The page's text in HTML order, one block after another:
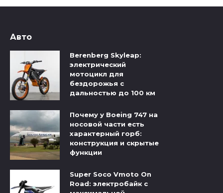
Авто
Berenberg Skyleap:
электрический
мотоцикл для
бездорожья с
дальностью до 100 км
Почему у Boeing 747 на
носовой части есть
характерный горб:
конструкция и скрытые
функции
Super Soco Vmoto On
Road: электробайк с